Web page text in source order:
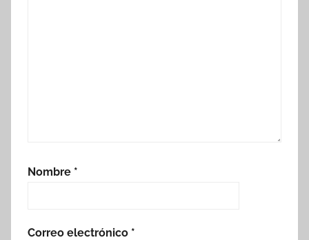
Nombre *
Correo electrónico *